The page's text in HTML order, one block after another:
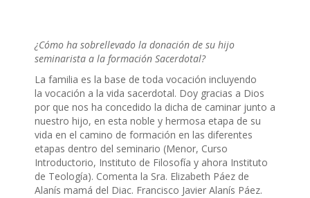
¿Cómo ha sobrellevado la donación de su hijo
seminarista a la formación Sacerdotal?
La familia es la base de toda vocación incluyendo
la vocación a la vida sacerdotal. Doy gracias a Dios
por que nos ha concedido la dicha de caminar junto a
nuestro hijo, en esta noble y hermosa etapa de su
vida en el camino de formación en las diferentes
etapas dentro del seminario (Menor, Curso
Introductorio, Instituto de Filosofía y ahora Instituto
de Teología). Comenta la Sra. Elizabeth Páez de
Alanís mamá del Diac. Francisco Javier Alanís Páez.